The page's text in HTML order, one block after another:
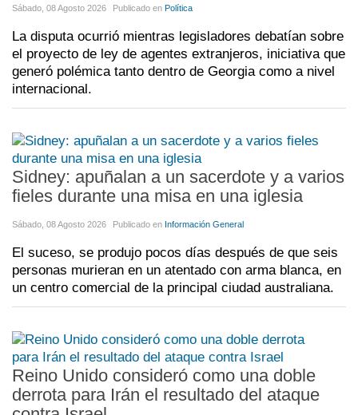
Sábado, 08 Agosto 2026 Publicado en Política
La disputa ocurrió mientras legisladores debatían sobre
el proyecto de ley de agentes extranjeros, iniciativa que
generó polémica tanto dentro de Georgia como a nivel
internacional.
Sidney: apuñalan a un sacerdote y a varios
fieles durante una misa en una iglesia
Sábado, 08 Agosto 2026 Publicado en Información General
El suceso, se produjo pocos días después de que seis
personas murieran en un atentado con arma blanca, en
un centro comercial de la principal ciudad australiana.
Reino Unido consideró como una doble
derrota para Irán el resultado del ataque